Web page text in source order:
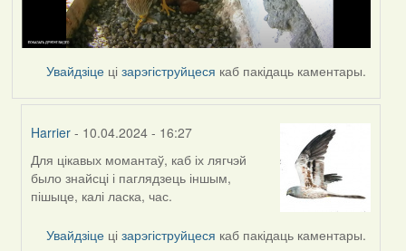
Увайдзіце цізарэгіструйцеся каб пакідаць каментары.
Harrier - 10.04.2024 - 16:27
In
reply
to
SaMANdaS
Для цікавых момантаў, каб іх лягчэй
было знайсці і паглядзець іншым,
пішыце, калі ласка, час.
Увайдзіце цізарэгіструйцеся каб пакідаць каментары.